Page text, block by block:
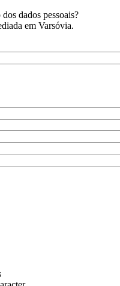
dados pessoais?
em Varsóvia.